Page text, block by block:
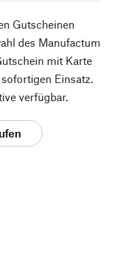
Gutscheinen
des Manufactum
mit Karte
Einsatz.
verfügbar.